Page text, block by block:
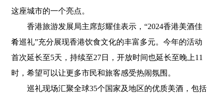
这座城市的一个亮点。
香港旅游发展局主席彭耀佳表示，“2024香港美酒佳
肴巡礼”充分展现香港饮食文化的丰富多元。今年的活动
首次延长至5天，持续至27日，开放时间也延长至晚上11
时，希望可以让更多市民和旅客感受热闹氛围。
巡礼现场汇聚全球35个国家及地区的优质美酒，包括